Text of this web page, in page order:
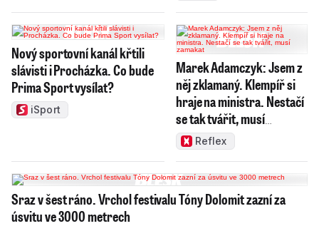
Nový sportovní kanál křtili
slávisti i Procházka. Co bude
Prima Sport vysílat?
iSport
Marek Adamczyk: Jsem z
něj zklamaný. Klempíř si
hraje na ministra. Nestačí
se tak tvářit, musí
zamakat
Reflex
Sraz v šest ráno. Vrchol festivalu Tóny Dolomit zazní za
úsvitu ve 3000 metrech